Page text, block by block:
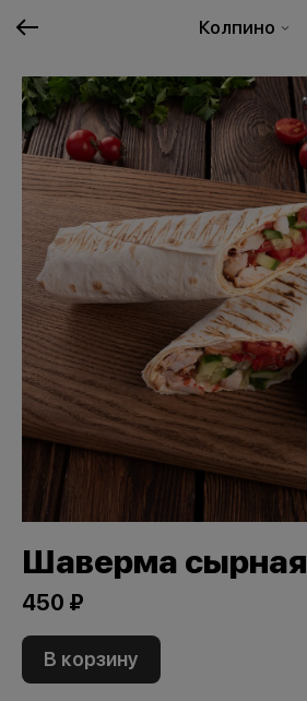
Колпино
Шаверма сырная
450 ₽
В корзину